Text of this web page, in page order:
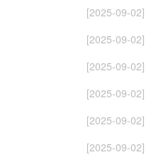
[2025-09-02]
[2025-09-02]
[2025-09-02]
[2025-09-02]
[2025-09-02]
[2025-09-02]